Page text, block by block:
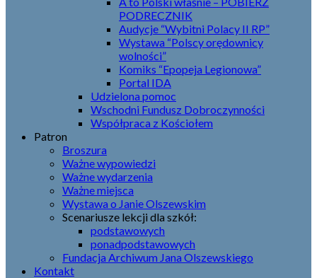
PODRECZNIK
Audycje “Wybitni Polacy II RP”
Wystawa “Polscy orędownicy
wolności”
Komiks “Epopeja Legionowa”
Portal IDA
Udzielona pomoc
Wschodni Fundusz Dobroczynności
Współpraca z Kościołem
Patron
Broszura
Ważne wypowiedzi
Ważne wydarzenia
Ważne miejsca
Wystawa o Janie Olszewskim
Scenariusze lekcji dla szkół:
podstawowych
ponadpodstawowych
Fundacja Archiwum Jana Olszewskiego
Kontakt